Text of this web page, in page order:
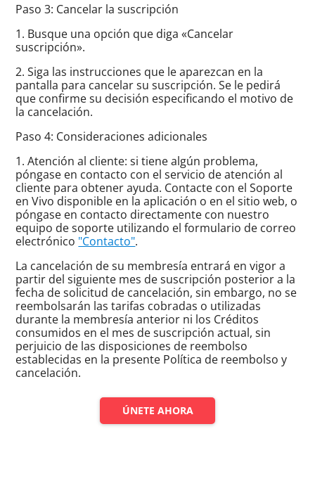
Paso 3: Cancelar la suscripción
1. Busque una opción que diga «Cancelar
suscripción».
2. Siga las instrucciones que le aparezcan en la
pantalla para cancelar su suscripción. Se le pedirá
que confirme su decisión especificando el motivo de
la cancelación.
Paso 4: Consideraciones adicionales
1. Atención al cliente: si tiene algún problema,
póngase en contacto con el servicio de atención al
cliente para obtener ayuda. Contacte con el Soporte
en Vivo disponible en la aplicación o en el sitio web, o
póngase en contacto directamente con nuestro
equipo de soporte utilizando el formulario de correo
electrónico "Contacto".
La cancelación de su membresía entrará en vigor a
partir del siguiente mes de suscripción posterior a la
fecha de solicitud de cancelación, sin embargo, no se
reembolsarán las tarifas cobradas o utilizadas
durante la membresía anterior ni los Créditos
consumidos en el mes de suscripción actual, sin
perjuicio de las disposiciones de reembolso
establecidas en la presente Política de reembolso y
cancelación.
ÚNETE AHORA